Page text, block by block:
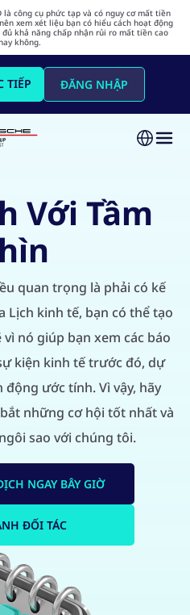
là công cụ phức tạp và có nguy cơ mất tiền
xem xét liệu bạn có hiểu cách hoạt động
đủ khả năng chấp nhận rủi ro mất tiền cao
không.
TIẾP ĐĂNG NHẬP
Với Tầm
quan trọng là phải có kế
Lịch kinh tế, bạn có thể tạo
nó giúp bạn xem các báo
kiện kinh tế trước đó, dự
ước tính. Vì vậy, hãy
những cơ hội tốt nhất và
sao với chúng tôi.
NGAY BÂY GIỜ
ĐỐI TÁC